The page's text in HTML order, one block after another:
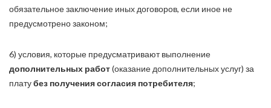
обязательное заключение иных договоров, если иное не
предусмотрено законом;
6) условия, которые предусматривают выполнение
дополнительных работ(оказание дополнительных услуг) за
платубез получения согласия потребителя;